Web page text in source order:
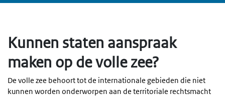
Kunnen staten aanspraak
maken op de volle zee?
De volle zee behoort tot de internationale gebieden die niet
kunnen worden onderworpen aan de territoriale rechtsmacht